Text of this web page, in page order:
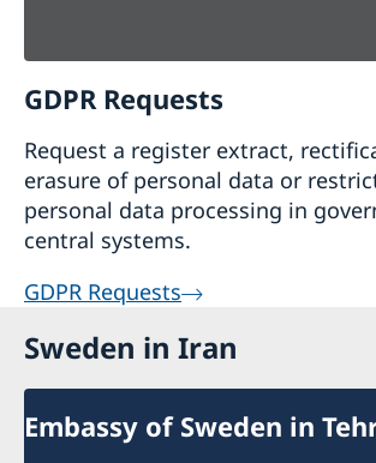
GDPR Requests
Request a register extract,
erasure of personal data or
personal data processing in
central systems.
GDPR Requests
Sweden in Iran
Embassy of Sweden in